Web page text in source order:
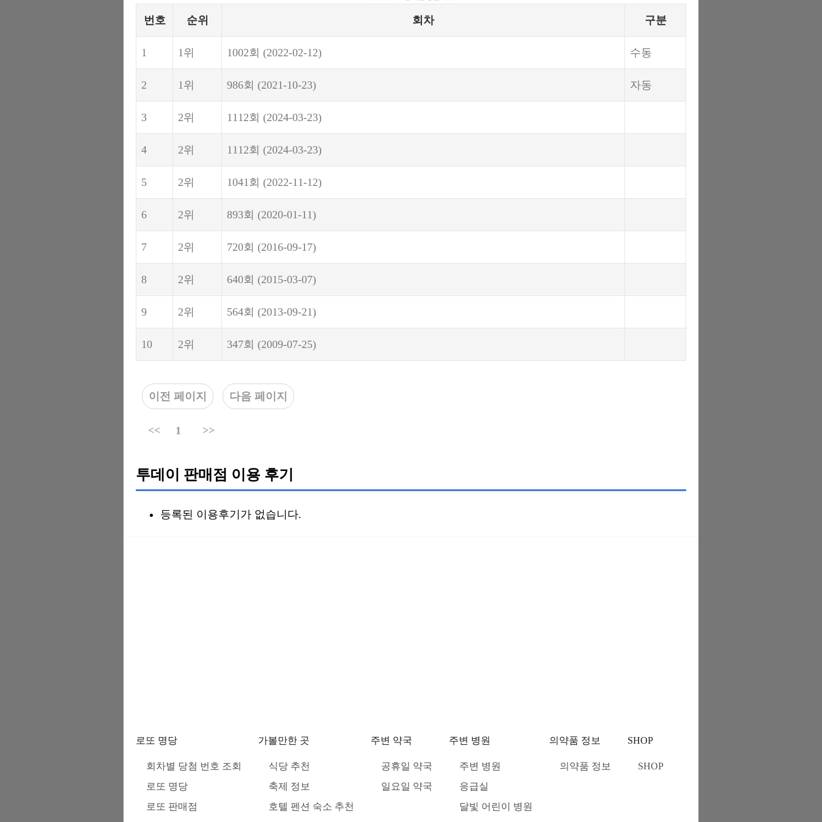
번호 순위 회차 구분
1 1위 1002회 (2022-02-12) 수동
2 1위 986회 (2021-10-23) 자동
3 2위 1112회 (2024-03-23)
4 2위 1112회 (2024-03-23)
5 2위 1041회 (2022-11-12)
6 2위 893회 (2020-01-11)
7 2위 720회 (2016-09-17)
8 2위 640회 (2015-03-07)
9 2위 564회 (2013-09-21)
10 2위 347회 (2009-07-25)
이전 페이지 다음 페이지
<< 1 >>
투데이 판매점 이용 후기
등록된 이용후기가 없습니다.
로또 명당
회차별 당첨 번호 조회
로또 명당
로또 판매점
가볼만한 곳
식당 추천
축제 정보
호텔 펜션 숙소 추천
주변 약국
공휴일 약국
일요일 약국
주변 병원
주변 병원
응급실
달빛 어린이 병원
의약품 정보
의약품 정보
SHOP
SHOP